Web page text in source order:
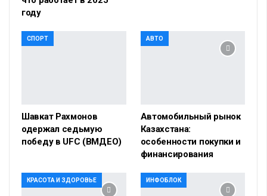
году
СПОРТ
Шавкат Рахмонов
одержал седьмую
победу в UFC (ВМДЕО)
АВТО
Автомобильный рынок
Казахстана:
особенности покупки и
финансирования
КРАСОТА И ЗДОРОВЬЕ ИНФОБЛОК